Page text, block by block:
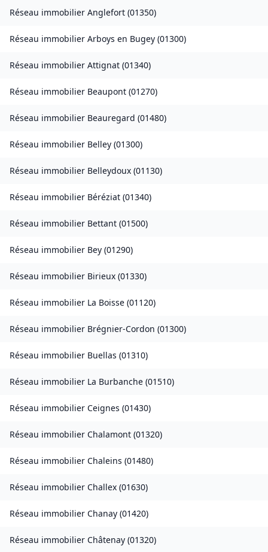
Réseau immobilier Anglefort (01350)
Réseau immobilier Arboys en Bugey (01300)
Réseau immobilier Attignat (01340)
Réseau immobilier Beaupont (01270)
Réseau immobilier Beauregard (01480)
Réseau immobilier Belley (01300)
Réseau immobilier Belleydoux (01130)
Réseau immobilier Béréziat (01340)
Réseau immobilier Bettant (01500)
Réseau immobilier Bey (01290)
Réseau immobilier Birieux (01330)
Réseau immobilier La Boisse (01120)
Réseau immobilier Brégnier-Cordon (01300)
Réseau immobilier Buellas (01310)
Réseau immobilier La Burbanche (01510)
Réseau immobilier Ceignes (01430)
Réseau immobilier Chalamont (01320)
Réseau immobilier Chaleins (01480)
Réseau immobilier Challex (01630)
Réseau immobilier Chanay (01420)
Réseau immobilier Châtenay (01320)